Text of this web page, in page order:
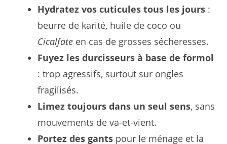
Hydratez vos cuticules tous les jours :
beurre de karité, huile de coco ou
Cicalfate en cas de grosses sécheresses.
Fuyez les durcisseurs à base de formol
: trop agressifs, surtout sur ongles
fragilisés.
Limez toujours dans un seul sens, sans
mouvements de va-et-vient.
Portez des gants pour le ménage et la